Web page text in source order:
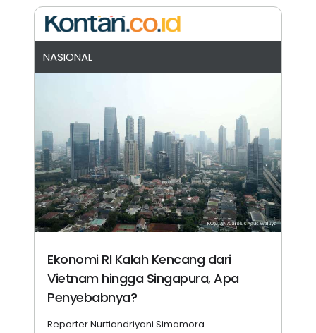
NASIONAL
Ekonomi RI Kalah Kencang dari
Vietnam hingga Singapura, Apa
Penyebabnya?
Reporter Nurtiandriyani Simamora